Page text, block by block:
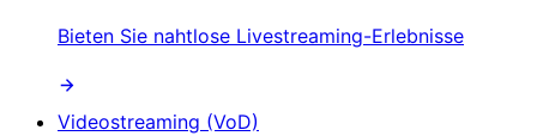
Bieten Sie nahtlose Livestreaming-Erlebnisse
Videostreaming (VoD)